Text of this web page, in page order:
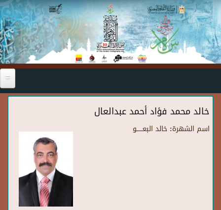
Skip to main content
خالد محمد فؤاد أحمد عبدالعال
اسم الشهرة: خالد البعــــــو